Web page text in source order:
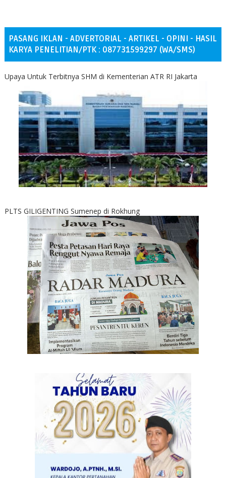
PASANG IKLAN - ADVERTORIAL - ARTIKEL - OPINI - HASIL
KARYA PENELITIAN/PTK : 087731599297 (WA/SMS)
Upaya Untuk Terbitnya SHM di Kementerian ATR RI Jakarta
PLTS GILIGENTING Sumenep di Rokhung